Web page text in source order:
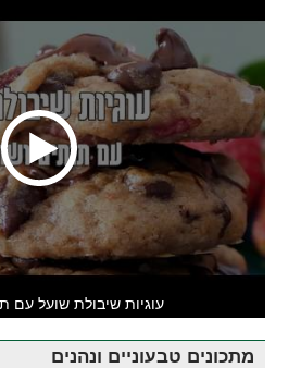
עוגיות שיבולת שועל עם
מתכונים טבעוניים ונהנים